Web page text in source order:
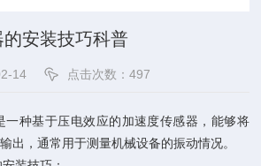
安装技巧科普
14 点击次数：497
种基于压电效应的加速度传感器，能够将
出，通常用于测量机械设备的振动情况。